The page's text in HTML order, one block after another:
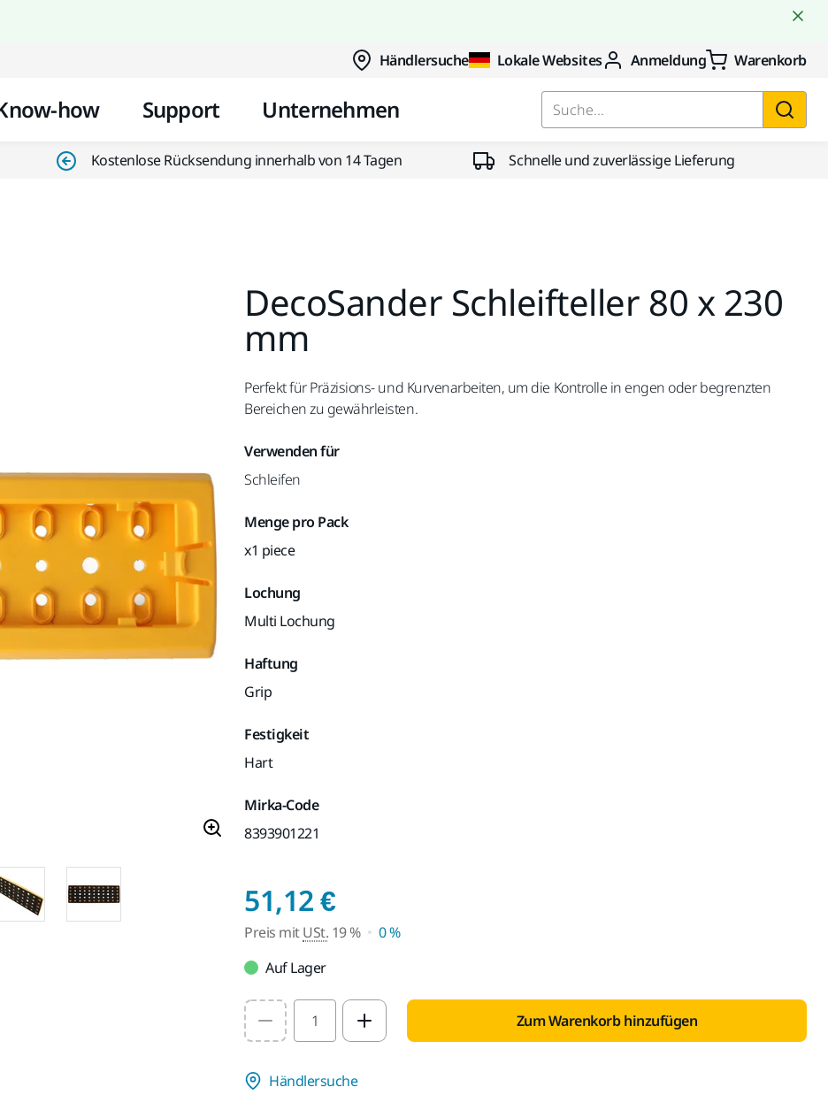
Händlersuche Lokale Websites Anmeldung Warenkorb
how Support Unternehmen Suche...
Kostenlose Rücksendung innerhalb von 14 Tagen Schnelle und zuverlässige Lieferung
DecoSander Schleifteller 80 x 230
mm
Perfekt für Präzisions- und Kurvenarbeiten, um die Kontrolle in engen oder begrenzten
Bereichen zu gewährleisten.
Verwenden für
Schleifen
Menge pro Pack
x1 piece
Lochung
Multi Lochung
Haftung
Grip
Festigkeit
Hart
Mirka-Code
8393901221
51,12 €Preis mit USt. 19 %
Preis mitUSt. 19 %
0 %
Auf Lager
Select quantity value Zum Warenkorb hinzufügen
Händlersuche